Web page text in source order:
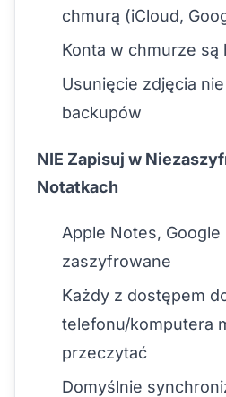
chmurą (iCloud,
Konta w chmurze są
Usunięcie zdjęcia
backupów
NIE Zapisuj w
Notatkach
Apple Notes, Google
zaszyfrowane
Każdy z dostępem
telefonu/komputera
przeczytać
Domyślnie